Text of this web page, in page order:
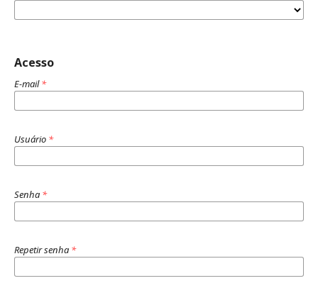
Acesso
E-mail*
Usuário *
Senha *
Repetir senha *